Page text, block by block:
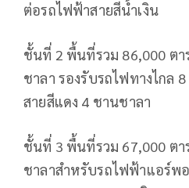
ต่อรถไฟฟ้าสายสีน้ำเงิน
ชั้นที่ 2 พื้นที่รวม 86,000 ต
ชาลา รองรับรถไฟทางไกล
สายสีแดง 4 ชานชาลา
ชั้นที่ 3 พื้นที่รวม 67,000 ต
ชาลาสำหรับรถไฟฟ้าแอร์พ